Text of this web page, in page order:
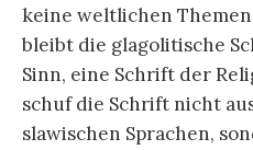
keine weltlichen
bleibt die glagolitische
Sinn, eine Schrift der
schuf die Schrift nicht
slawischen Sprachen,